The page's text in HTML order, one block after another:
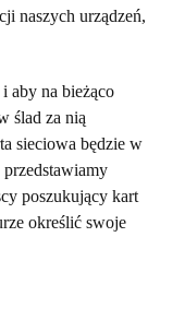
naszych urządzeń,
aby na bieżąco
ślad za nią
sieciowa będzie w
przedstawiamy
poszukujący kart
określić swoje